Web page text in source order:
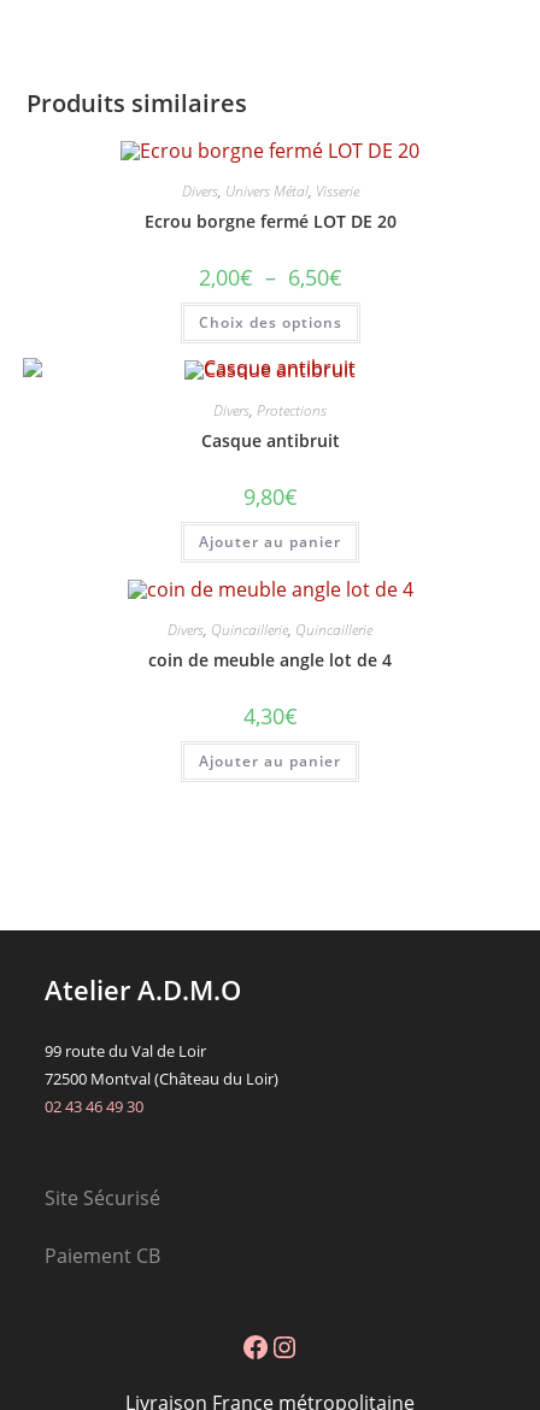
la
page
produit
Produits similaires
Divers, Univers Métal, Visserie
Ecrou borgne fermé LOT DE 20
2,00€ – 6,50€Plage
de
prix :
2,00€
à
6,50€
Choix des options
Ce
a
du
Divers, Protections
Casque antibruit
9,80€
Ajouter au panier
Divers, Quincaillerie, Quincaillerie
coin de meuble angle lot de 4
4,30€
Ajouter au panier
Atelier A.D.M.O
99 route du Val de Loir
72500 Montval (Château du Loir)
02 43 46 49 30
Site Sécurisé
Paiement CB
FacebookInstagram
Livraison France métropolitaine